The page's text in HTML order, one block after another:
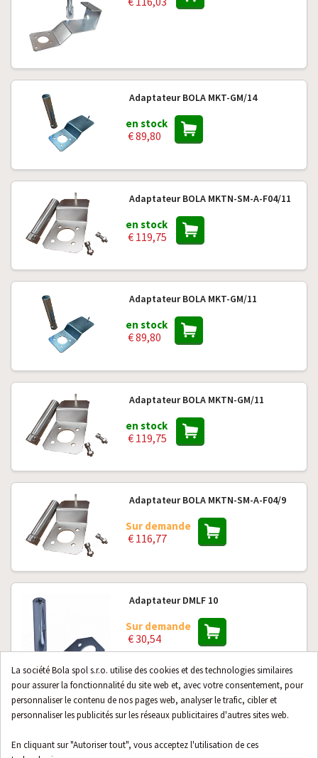
La société Bola spol s.r.o. utilise des cookies et des technologies similaires
pour assurer la fonctionnalité du site web et, avec votre consentement, pour
personnaliser le contenu de nos pages web, analyser le trafic, cibler et
personnaliser les publicités sur les réseaux publicitaires d'autres sites web.
En cliquant sur "Autoriser tout", vous acceptez l'utilisation de ces
Adaptateur BOLA MKT-GM/14
en stock
€ 89,80
Adaptateur BOLA MKTN-SM-A-F04/11
en stock
€ 119,75
Adaptateur BOLA MKT-GM/11
en stock
€ 89,80
Adaptateur BOLA MKTN-GM/11
en stock
€ 119,75
Adaptateur BOLA MKTN-SM-A-F04/9
Sur demande
€ 116,77
Adaptateur DMLF 10
Sur demande
€ 30,54